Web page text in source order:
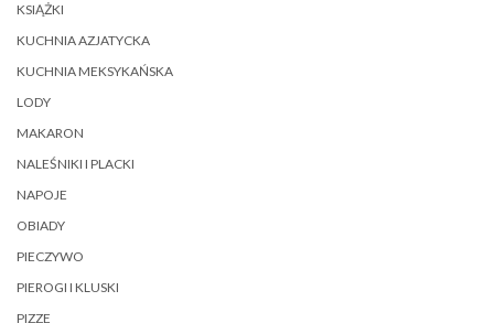
KSIĄŻKI
KUCHNIA AZJATYCKA
KUCHNIA MEKSYKAŃSKA
LODY
MAKARON
NALEŚNIKI I PLACKI
NAPOJE
OBIADY
PIECZYWO
PIEROGI I KLUSKI
PIZZE